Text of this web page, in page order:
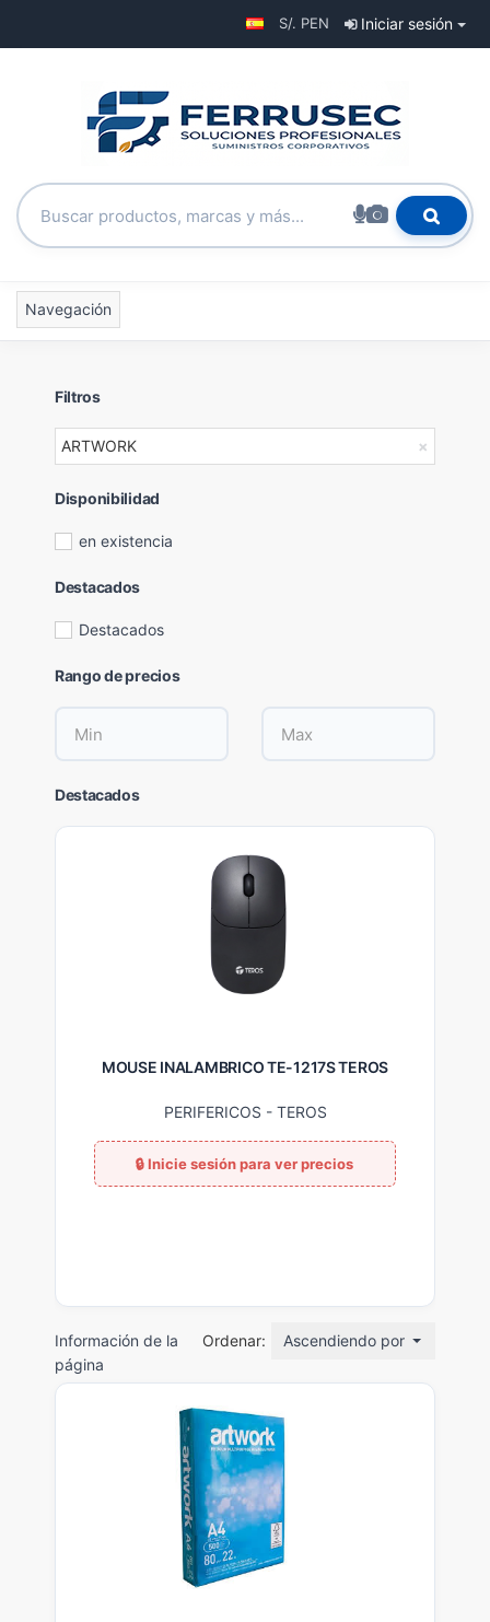
S/. PEN Iniciar sesión
Navegación
Filtros
×
ARTWORK
Disponibilidad
en existencia
Destacados
Destacados
Rango de precios
Destacados
MOUSE INALAMBRICO TE-1217S TEROS
PERIFERICOS - TEROS
Ordenar: Ascendiendo por nombre
Información de la
página